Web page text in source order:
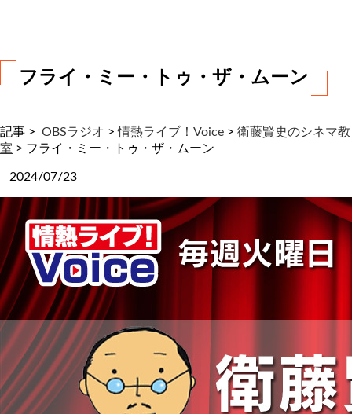
フライ・ミー・トゥ・ザ・ムーン
記事 > OBSラジオ >情熱ライブ！Voice > 衛藤賢史のシネマ教
室 > フライ・ミー・トゥ・ザ・ムーン
2024/07/23